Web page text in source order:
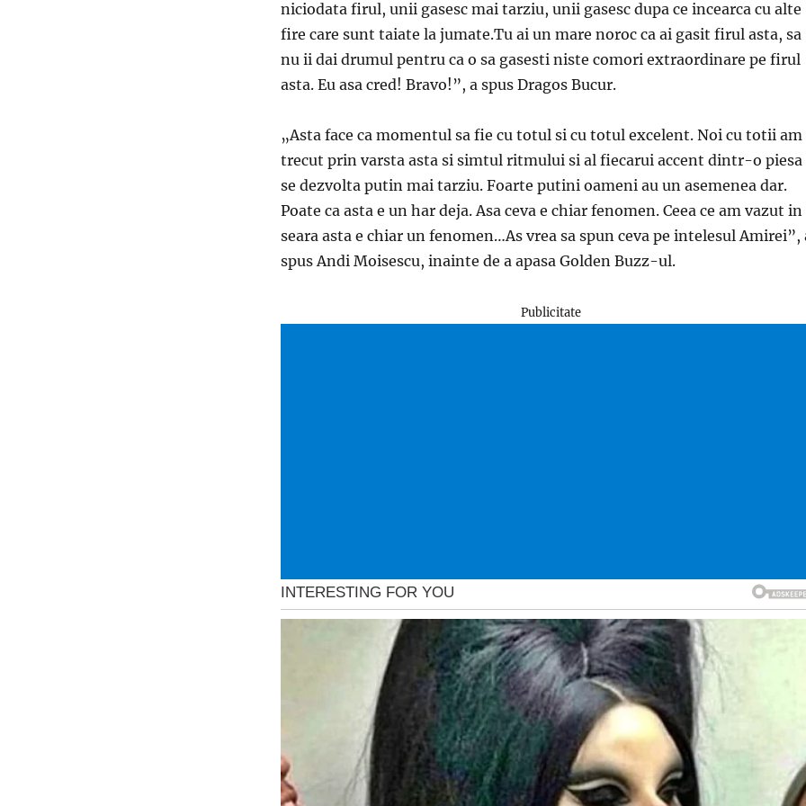
niciodata firul, unii gasesc mai tarziu, unii gasesc dupa ce incearca cu alte
fire care sunt taiate la jumate.Tu ai un mare noroc ca ai gasit firul asta, sa
nu ii dai drumul pentru ca o sa gasesti niste comori extraordinare pe firul
asta. Eu asa cred! Bravo!”, a spus Dragos Bucur.
„Asta face ca momentul sa fie cu totul si cu totul excelent. Noi cu totii am
trecut prin varsta asta si simtul ritmului si al fiecarui accent dintr-o piesa
se dezvolta putin mai tarziu. Foarte putini oameni au un asemenea dar.
Poate ca asta e un har deja. Asa ceva e chiar fenomen. Ceea ce am vazut in
seara asta e chiar un fenomen…As vrea sa spun ceva pe intelesul Amirei”,
spus Andi Moisescu, inainte de a apasa Golden Buzz-ul.
Publicitate